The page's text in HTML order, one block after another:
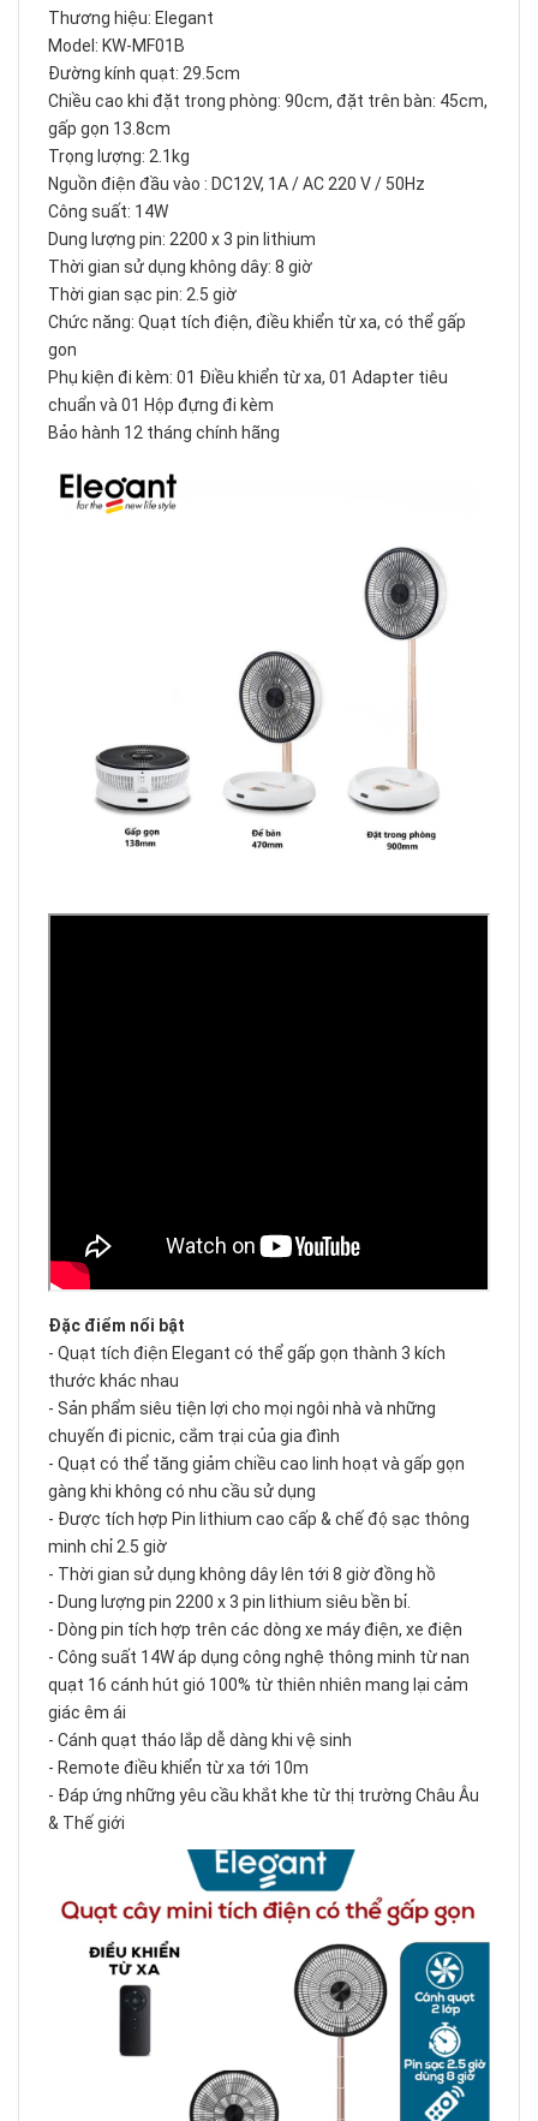
Thương hiệu: Elegant
Model: KW-MF01B
Đường kính quạt: 29.5cm
Chiều cao khi đặt trong phòng: 90cm, đặt trên bàn: 45cm,
gấp gọn 13.8cm
Trọng lượng: 2.1kg
Nguồn điện đầu vào : DC12V, 1A / AC 220 V / 50Hz
Công suất: 14W
Dung lượng pin: 2200 x 3 pin lithium
Thời gian sử dụng không dây: 8 giờ
Thời gian sạc pin: 2.5 giờ
Chức năng: Quạt tích điện, điều khiển từ xa, có thể gấp
gon
Phụ kiện đi kèm: 01 Điều khiển từ xa, 01 Adapter tiêu
chuẩn và 01 Hộp đựng đi kèm
Bảo hành 12 tháng chính hãng
Đặc điểm nổi bật
- Quạt tích điện Elegant có thể gấp gọn thành 3 kích
thước khác nhau
- Sản phẩm siêu tiện lợi cho mọi ngôi nhà và những
chuyến đi picnic, cắm trại của gia đình
- Quạt có thể tăng giảm chiều cao linh hoạt và gấp gọn
gàng khi không có nhu cầu sử dụng
- Được tích hợp Pin lithium cao cấp & chế độ sạc thông
minh chỉ 2.5 giờ
- Thời gian sử dụng không dây lên tới 8 giờ đồng hồ
- Dung lượng pin 2200 x 3 pin lithium siêu bền bỉ.
- Dòng pin tích hợp trên các dòng xe máy điện, xe điện
- Công suất 14W áp dụng công nghệ thông minh từ nan
quạt 16 cánh hút gió 100% từ thiên nhiên mang lại cảm
giác êm ái
- Cánh quạt tháo lắp dễ dàng khi vệ sinh
- Remote điều khiển từ xa tới 10m
- Đáp ứng những yêu cầu khắt khe từ thị trường Châu Âu
& Thế giới